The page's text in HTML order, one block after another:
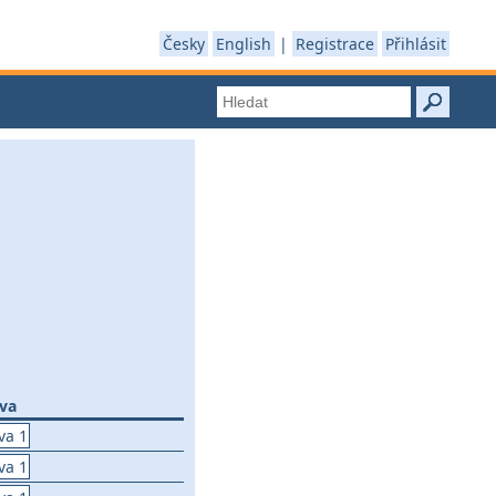
Česky English | Registrace Přihlásit
1
1